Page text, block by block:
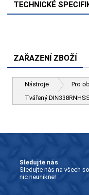
TECHNICKÉ
ZAŘAZENÍ ZBOŽÍ
Nástroje Pro
Tvářený
Sledujte nás
Sledujte nás na všech
nic neunikne!